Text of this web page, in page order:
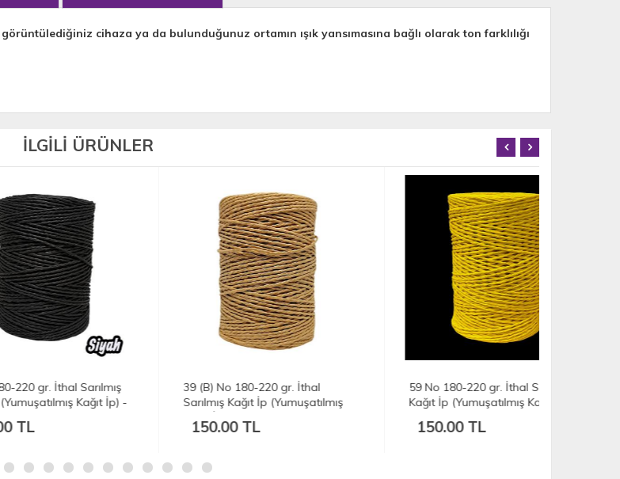
cihaza ya da bulunduğunuz ortamın ışık yansımasına bağlı olarak ton farklılığı
İLGİLİ ÜRÜNLER
Sarılmış
Kağıt İp) -
39 (B) No 180-220 gr. İthal
Sarılmış Kağıt İp (Yumuşatılmış
59 No 180-220 gr. İthal Sarılmış
Kağıt İp (Yumuşatılmış Kağıt İp) -